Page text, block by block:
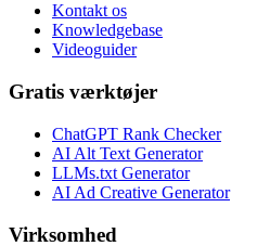
Kontakt os
Knowledgebase
Videoguider
Gratis værktøjer
ChatGPT Rank Checker
AI Alt Text Generator
LLMs.txt Generator
AI Ad Creative Generator
Virksomhed